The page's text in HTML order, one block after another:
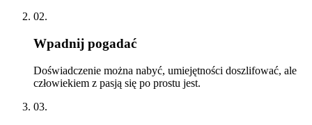
02.
Wpadnij pogadać
Doświadczenie można nabyć, umiejętności doszlifować, ale
człowiekiem z pasją się po prostu jest.
03.